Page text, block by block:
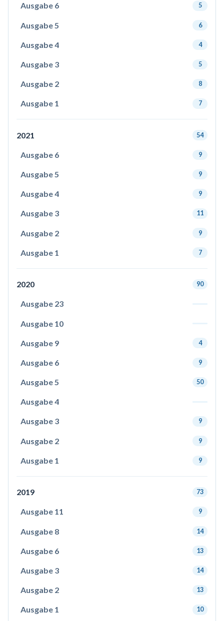
Ausgabe 6 5
Ausgabe 5 6
Ausgabe 4 4
Ausgabe 3 5
Ausgabe 2 8
Ausgabe 1 7
2021 54
Ausgabe 6 9
Ausgabe 5 9
Ausgabe 4 9
Ausgabe 3 11
Ausgabe 2 9
Ausgabe 1 7
2020 90
Ausgabe 23
Ausgabe 10
Ausgabe 9 4
Ausgabe 6 9
Ausgabe 5 50
Ausgabe 4
Ausgabe 3 9
Ausgabe 2 9
Ausgabe 1 9
2019 73
Ausgabe 11 9
Ausgabe 8 14
Ausgabe 6 13
Ausgabe 3 14
Ausgabe 2 13
Ausgabe 1 10